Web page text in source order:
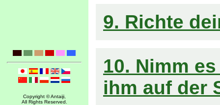
9. Richte
10. Nimm
ihm auf der
Copyright © Antaiji,
All Rights Reserved.